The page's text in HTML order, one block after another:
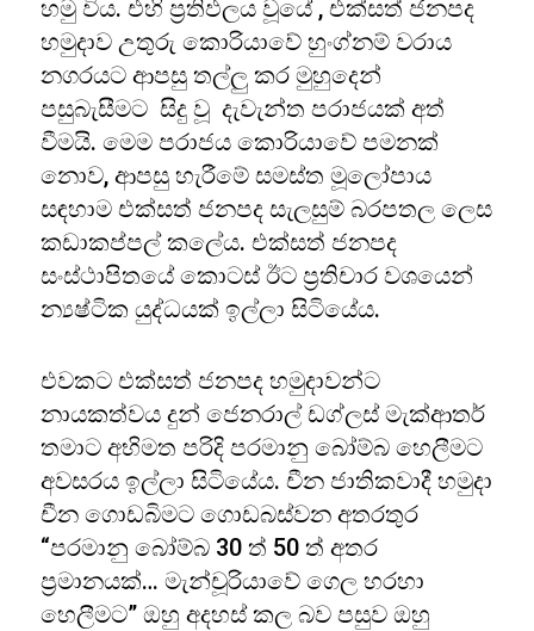
හමු විය. එහි ප්‍රතිඵලය වූයේ , එක්සත් ජනපද
හමුදාව උතුරු කොරියාවේ හුංග්නම් වරාය
නගරයට ආපසු තල්ලු කර මුහුදෙන්
පසුබැසීමට සිදු වූ දැවැන්ත පරාජයක් අත්
වීමයි. මෙම පරාජය කොරියාවේ පමනක්
නොව, ආපසු හැරීමේ සමස්ත මූලෝපාය
සඳහාම එක්සත් ජනපද සැලසුම් බරපතල ලෙස
කඩාකප්පල් කලේය. එක්සත් ජනපද
සංස්ථාපිතයේ කොටස් ඊට ප්‍රතිචාර වශයෙන්
න්‍යෂ්ටික යුද්ධයක් ඉල්ලා සිටියේය.
එවකට එක්සත් ජනපද හමුදාවන්ට
නායකත්වය දුන් ජෙනරාල් ඩග්ලස් මැක්ආතර්
තමාට අභිමත පරිදි පරමානු බෝම්බ හෙලීමට
අවසරය ඉල්ලා සිටියේය. චීන ජාතිකවාදී හමුදා
චීන ගොඩබිමට ගොඩබස්වන අතරතුර
“පරමානු බෝම්බ 30 ත් 50 ත් අතර
ප්‍රමානයක්… මැන්චූරියාවේ ගෙල හරහා
හෙලීමට” ඔහු අදහස් කල බව පසුව ඔහු